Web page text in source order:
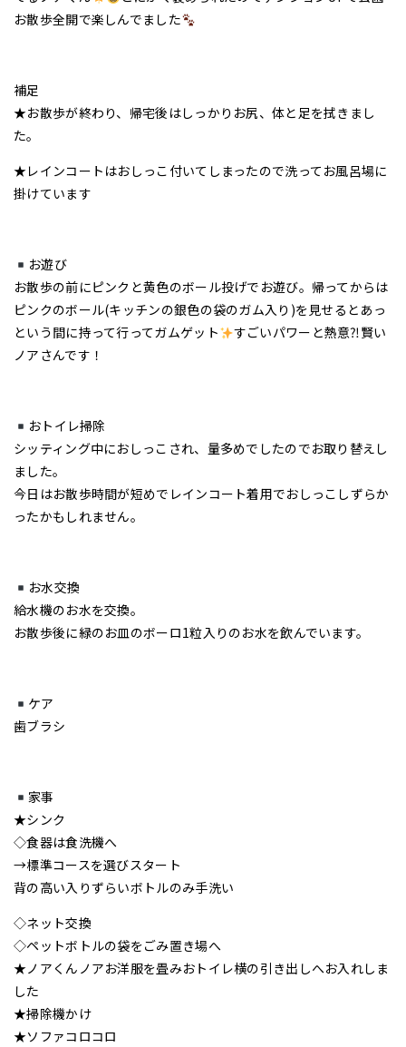
お散歩全開で楽しんでました
補足
★お散歩が終わり、帰宅後はしっかりお尻、体と足を拭きまし
た。
★レインコートはおしっこ付いてしまったので洗ってお風呂場に
掛けています
お遊び
お散歩の前にピンクと黄色のボール投げでお遊び。帰ってからは
ピンクのボール(キッチンの銀色の袋のガム入り)を見せるとあっ
という間に持って行ってガムゲット
すごいパワーと熱意⁈賢い
ノアさんです！
おトイレ掃除
シッティング中におしっこされ、量多めでしたのでお取り替えし
ました。
今日はお散歩時間が短めでレインコート着用でおしっこしずらか
ったかもしれません。
お水交換
給水機のお水を交換。
お散歩後に緑のお皿のボーロ1粒入りのお水を飲んでいます。
ケア
歯ブラシ
家事
★シンク
◇食器は食洗機へ
→標準コースを選びスタート
背の高い入りずらいボトルのみ手洗い
◇ネット交換
◇ペットボトルの袋をごみ置き場へ
★ノアくんノアお洋服を畳みおトイレ横の引き出しへお入れしま
した
★掃除機かけ
★ソファコロコロ